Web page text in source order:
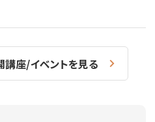
座/イベントを見る